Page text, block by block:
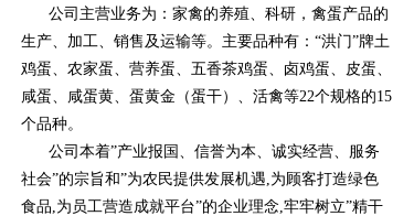
公司主营业务为：家禽的养殖、科研，禽蛋产品的
生产、加工、销售及运输等。主要品种有：“洪门”牌土
鸡蛋、农家蛋、营养蛋、五香茶鸡蛋、卤鸡蛋、皮蛋、
咸蛋、咸蛋黄、蛋黄金（蛋干）、活禽等22个规格的15
个品种。
公司本着”产业报国、信誉为本、诚实经营、服务
社会”的宗旨和”为农民提供发展机遇,为顾客打造绿色
食品,为员工营造成就平台”的企业理念,牢牢树立”精干